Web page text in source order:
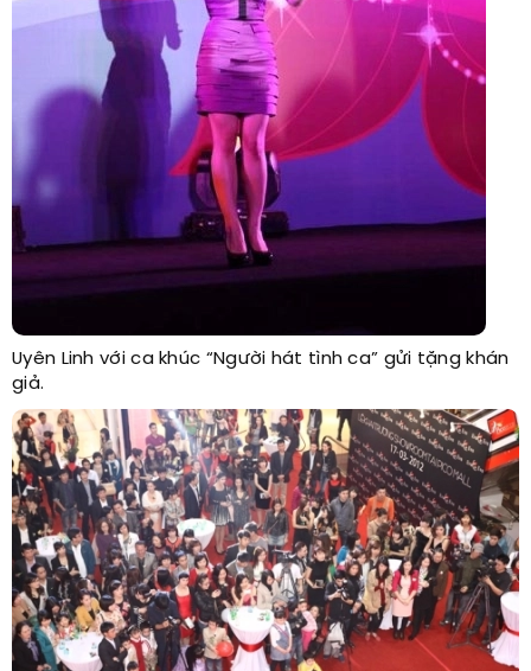
Uyên Linh với ca khúc “Người hát tình ca” gửi tặng khán
giả.